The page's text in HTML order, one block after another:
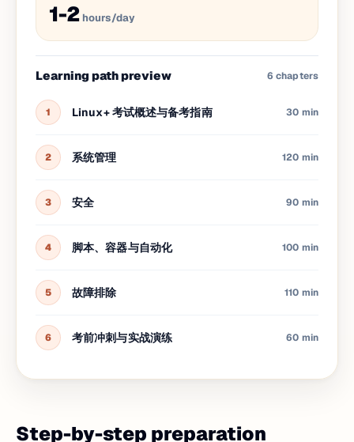
1-2 hours/day
Learning path preview 6 chapters
1 Linux+ 考试概述与备考指南 30 min
2 系统管理 120 min
3 安全 90 min
4 脚本、容器与自动化 100 min
5 故障排除 110 min
6 考前冲刺与实战演练 60 min
Step-by-step preparation